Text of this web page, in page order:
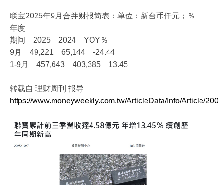
联宝2025年9月合并财报简表：单位：新台币仟元；％
年度
期间 2025 2024 YOY％
9月 49,221 65,144 -24.44
1-9月 457,643 403,385 13.45
转载自 理财周刊 报导
https://www.moneyweekly.com.tw/ArticleData/Info/Article/